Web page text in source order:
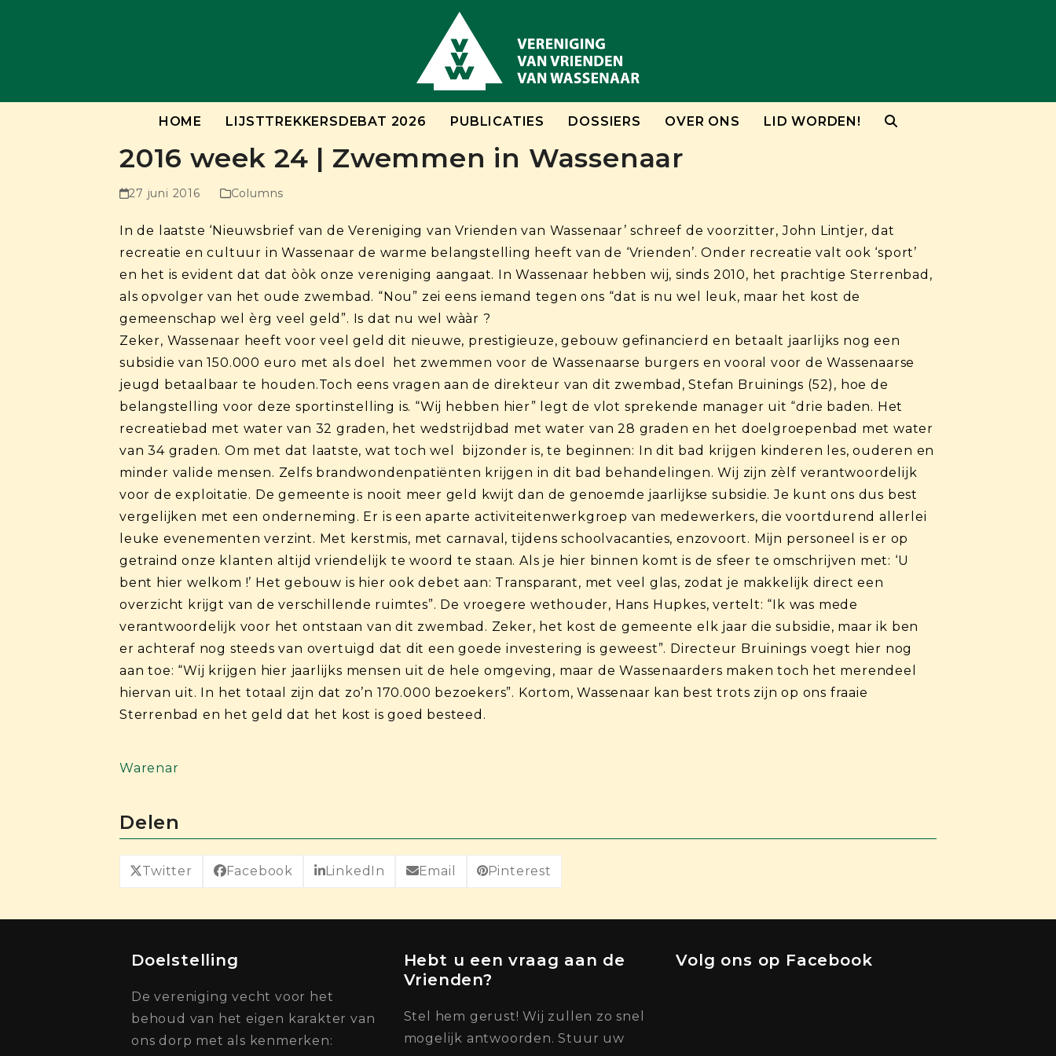
HOME LIJSTTREKKERSDEBAT 2026 PUBLICATIES DOSSIERS OVER ONS LID WORDEN!
2016 week 24 | Zwemmen in Wassenaar
27 juni 2016 Columns
In de laatste ‘Nieuwsbrief van de Vereniging van Vrienden van Wassenaar’ schreef de voorzitter, John Lintjer, dat
recreatie en cultuur in Wassenaar de warme belangstelling heeft van de ‘Vrienden’. Onder recreatie valt ook ‘sport’
en het is evident dat dat òòk onze vereniging aangaat. In Wassenaar hebben wij, sinds 2010, het prachtige Sterrenbad,
als opvolger van het oude zwembad. “Nou” zei eens iemand tegen ons “dat is nu wel leuk, maar het kost de
gemeenschap wel èrg veel geld”. Is dat nu wel wààr ?
Zeker, Wassenaar heeft voor veel geld dit nieuwe, prestigieuze, gebouw gefinancierd en betaalt jaarlijks nog een
subsidie van 150.000 euro met als doel het zwemmen voor de Wassenaarse burgers en vooral voor de Wassenaarse
jeugd betaalbaar te houden.Toch eens vragen aan de direkteur van dit zwembad, Stefan Bruinings (52), hoe de
belangstelling voor deze sportinstelling is. “Wij hebben hier” legt de vlot sprekende manager uit “drie baden. Het
recreatiebad met water van 32 graden, het wedstrijdbad met water van 28 graden en het doelgroepenbad met water
van 34 graden. Om met dat laatste, wat toch wel bijzonder is, te beginnen: In dit bad krijgen kinderen les, ouderen en
minder valide mensen. Zelfs brandwondenpatiënten krijgen in dit bad behandelingen. Wij zijn zèlf verantwoordelijk
voor de exploitatie. De gemeente is nooit meer geld kwijt dan de genoemde jaarlijkse subsidie. Je kunt ons dus best
vergelijken met een onderneming. Er is een aparte activiteitenwerkgroep van medewerkers, die voortdurend allerlei
leuke evenementen verzint. Met kerstmis, met carnaval, tijdens schoolvacanties, enzovoort. Mijn personeel is er op
getraind onze klanten altijd vriendelijk te woord te staan. Als je hier binnen komt is de sfeer te omschrijven met: ‘U
bent hier welkom !’ Het gebouw is hier ook debet aan: Transparant, met veel glas, zodat je makkelijk direct een
overzicht krijgt van de verschillende ruimtes”. De vroegere wethouder, Hans Hupkes, vertelt: “Ik was mede
verantwoordelijk voor het ontstaan van dit zwembad. Zeker, het kost de gemeente elk jaar die subsidie, maar ik ben
er achteraf nog steeds van overtuigd dat dit een goede investering is geweest”. Directeur Bruinings voegt hier nog
aan toe: “Wij krijgen hier jaarlijks mensen uit de hele omgeving, maar de Wassenaarders maken toch het merendeel
hiervan uit. In het totaal zijn dat zo’n 170.000 bezoekers”. Kortom, Wassenaar kan best trots zijn op ons fraaie
Sterrenbad en het geld dat het kost is goed besteed.
Warenar
Delen
Twitter Facebook LinkedIn Email Pinterest
Doelstelling
De vereniging vecht voor het
behoud van het eigen karakter van
ons dorp met als kenmerken:
Hebt u een vraag aan de
Vrienden?
Stel hem gerust! Wij zullen zo snel
mogelijk antwoorden. Stuur uw
Volg ons op Facebook